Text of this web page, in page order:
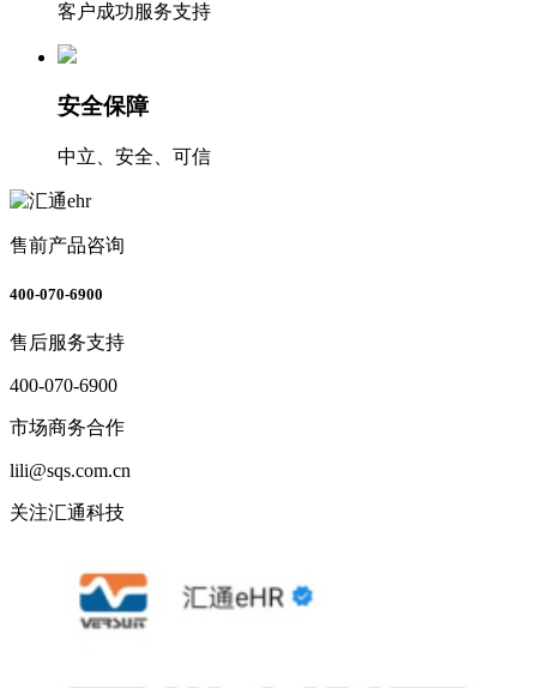
客户成功服务支持
安全保障
中立、安全、可信
售前产品咨询
400-070-6900
售后服务支持
400-070-6900
市场商务合作
lili@sqs.com.cn
关注汇通科技